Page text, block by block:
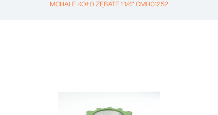
MCHALE KOŁO ZĘBATE 1 1/4" CMH01252